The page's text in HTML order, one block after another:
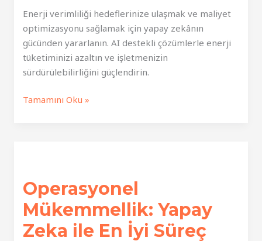
Enerji verimliliği hedeflerinize ulaşmak ve maliyet
optimizasyonu sağlamak için yapay zekânın
gücünden yararlanın. AI destekli çözümlerle enerji
tüketiminizi azaltın ve işletmenizin
sürdürülebilirliğini güçlendirin.
Enerji
Maliyetlerin
Kilidini
Açın
Tamamını Oku »
Operasyonel
Mükemmellik: Yapay
Zeka ile En İyi Süreç